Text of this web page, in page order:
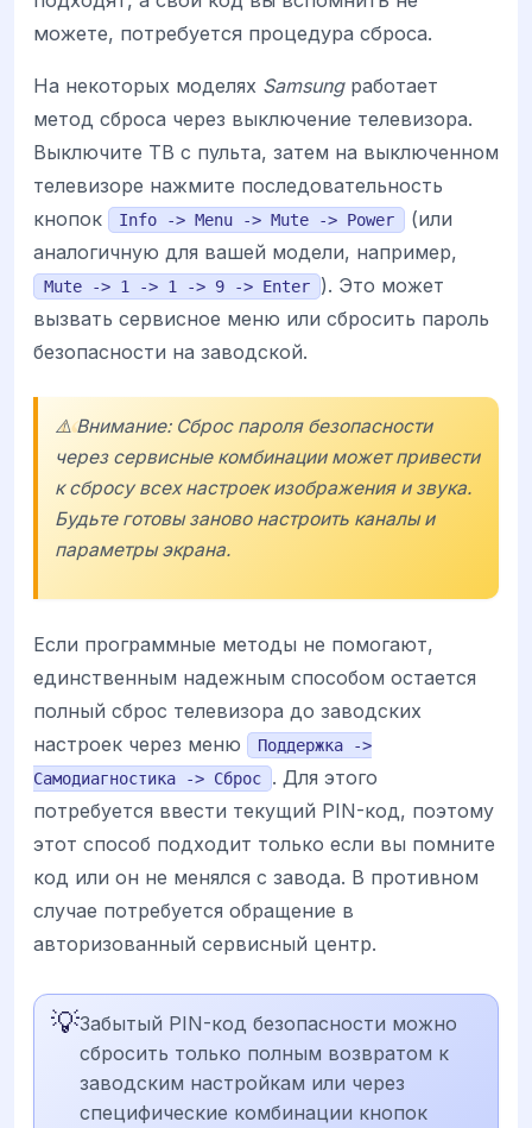
можете, потребуется процедура сброса.
На некоторых моделях Samsungработает
метод сброса через выключение телевизора.
Выключите ТВ с пульта, затем на выключенном
телевизоре нажмите последовательность
кнопок
Info -> Menu -> Mute -> Power
(или
аналогичную для вашей модели, например,
Mute -> 1 -> 1 -> 9 -> Enter
). Это может
вызвать сервисное меню или сбросить пароль
безопасности на заводской.
⚠️ Внимание: Сброс пароля безопасности
через сервисные комбинации может привести
к сбросу всех настроек изображения и звука.
Будьте готовы заново настроить каналы и
параметры экрана.
Если программные методы не помогают,
единственным надежным способом остается
полный сброс телевизора до заводских
настроек через меню
Поддержка ->
Самодиагностика -> Сброс
. Для этого
потребуется ввести текущий PIN-код, поэтому
этот способ подходит только если вы помните
код или он не менялся с завода. В противном
случае потребуется обращение в
авторизованный сервисный центр.
💡Забытый PIN-код безопасности можно
сбросить только полным возвратом к
заводским настройкам или через
специфические комбинации кнопок